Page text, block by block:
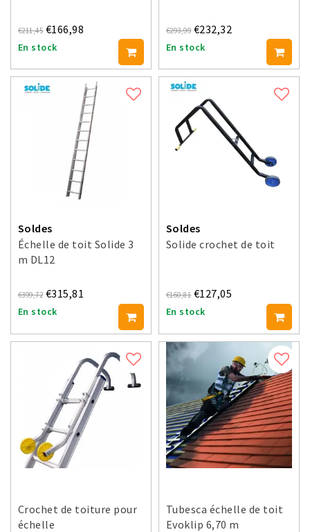
€211,45 €166,98
En stock
€293,99 €232,32
En stock
Soldes
Échelle de toit Solide 3
m DL12
€399,72 €315,81
En stock
Soldes
Solide crochet de toit
€160,81 €127,05
En stock
Crochet de toiture pour
échelle
Tubesca échelle de toit
Evoklip 6,70 m